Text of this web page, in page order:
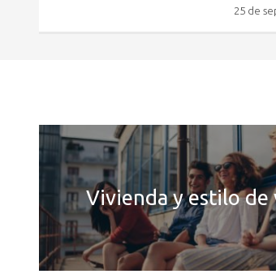
25 de
Vivienda y estilo de